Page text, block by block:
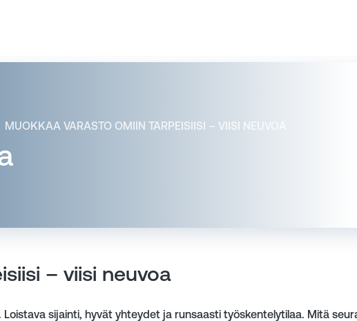
MUOKKAA VARASTO OMIIN TARPEISIISI – VIISI NEUVOA
– viisi neuvoa
sijainti, hyvät yhteydet ja runsaasti työskentelytilaa. Mitä